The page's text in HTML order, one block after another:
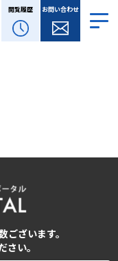
閲覧履歴 お問い合わせ
ざいます。
さい。